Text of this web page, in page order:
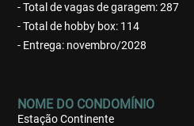
- Total de vagas de garagem: 287
- Total de hobby box: 114
- Entrega: novembro/2028
NOME DO CONDOMÍNIO
Estação Continente